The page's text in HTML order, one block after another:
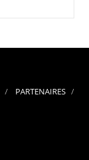
PARTENAIRES